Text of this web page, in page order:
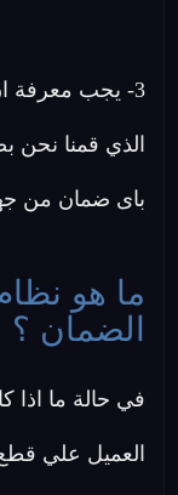
3- يجب معرفة
الذي قمنا نحن
باى ضمان من
ما هو
الضمان ؟
في حالة ما اذا
العميل علي